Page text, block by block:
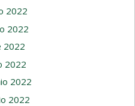
2022
2022
2022
2022
2022
2022